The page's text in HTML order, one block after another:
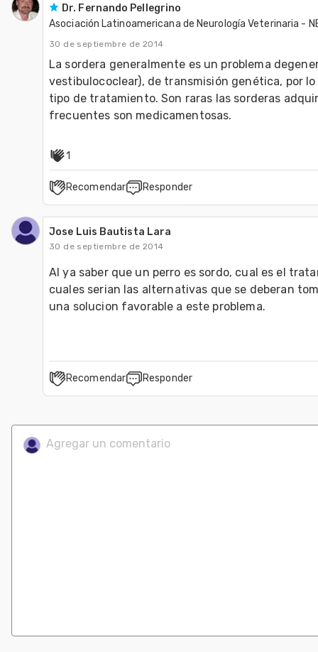
Dr. Fernando Pellegrino
Asociación Latinoamericana de Neurología Veterinaria -
30 de septiembre de 2014
La sordera generalmente es un problema
vestibulococlear), de transmisión genética, por
tipo de tratamiento. Son raras las sorderas
frecuentes son medicamentosas.
1
Recomendar Responder
Jose Luis Bautista Lara
30 de septiembre de 2014
Al ya saber que un perro es sordo, cual es el
cuales serian las alternativas que se deberan
una solucion favorable a este problema.
Recomendar Responder